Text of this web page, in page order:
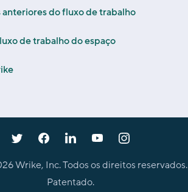
anteriores do fluxo de trabalho
de trabalho do espaço
Wrike, Inc. Todos os direitos reservados.
Patentado.